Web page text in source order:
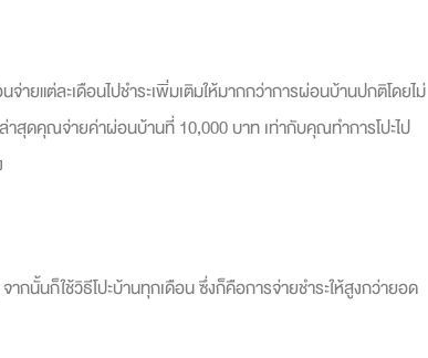
ยแต่ละเดือนไปชำระเพิ่มเติมให้มากกว่าการผ่อนบ้านปกติโดยไม่
าสุดคุณจ่ายค่าผ่อนบ้านที่ 10,000 บาท เท่ากับคุณทำการโปะไป
ากนั้นก็ใช้วิธีโปะบ้านทุกเดือน ซึ่งก็คือการจ่ายชำระให้สูงกว่ายอด